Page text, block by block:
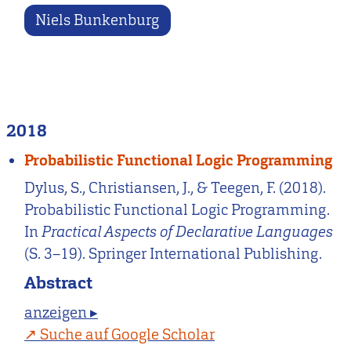
Niels Bunkenburg
2018
Probabilistic Functional Logic Programming
Dylus, S., Christiansen, J., & Teegen, F. (2018).
Probabilistic Functional Logic Programming.
InPractical Aspects of Declarative Languages
(S. 3–19). Springer International Publishing.
Abstract
anzeigen ▸
Suche auf Google Scholar